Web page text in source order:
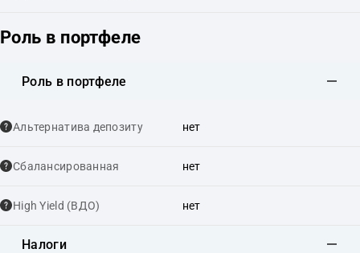
Роль в портфеле
Роль в портфеле
Альтернатива депозиту нет
Сбалансированная нет
High Yield (ВДО) нет
Налоги